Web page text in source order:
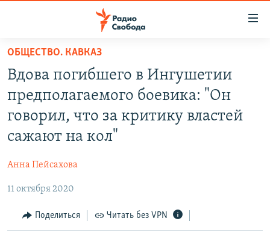
упрощенного
доступа
основному
содержанию
навигации
Вернутся
ПОДКАСТЫ
АВТОРСКИЕ ПРОЕКТЫ
IDEL.РЕАЛИИ
КАВКАЗ.РЕАЛИИ
ОБЩЕСТВО. КАВКАЗ
Вдова погибшего в Ингушетии
предполагаемого боевика: "Он
говорил, что за критику властей
сажают на кол"
Анна Пейсахова
11 октября 2020
Поделиться Читать без VPN